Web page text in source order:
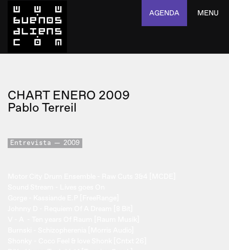
AGENDA MENU
CHART ENERO 2009
Pablo Terreil
Entrevista 2009